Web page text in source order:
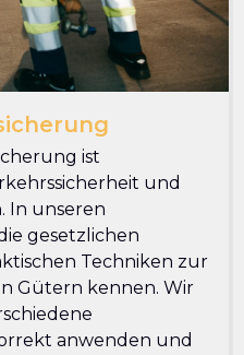
ist
und
In unseren
gesetzlichen
Techniken zur
Gütern kennen. Wir
anwenden und